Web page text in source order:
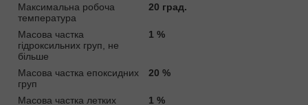
Максимальна робоча
температура
20 град.
Масова частка
гідроксильних груп, не
більше
1 %
Масова частка епоксидних
груп
20 %
Масова частка летких
1 %